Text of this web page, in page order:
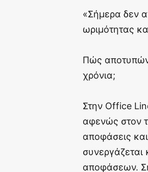
«Σήμερα δεν
ωριμότητας
Πώς
χρόνια;
Στην Office
αφενώς στον
αποφάσεις
συνεργάζεται
αποφάσεων.